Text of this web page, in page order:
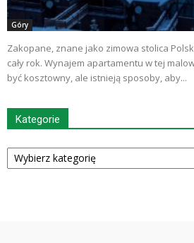
Góry
Zakopane, znane jako zimowa stolica
cały rok. Wynajem apartamentu w tej
być kosztowny, ale istnieją sposoby, aby...
Kategorie
Kategorie